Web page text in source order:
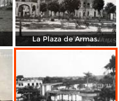
La Plaza de Armas.